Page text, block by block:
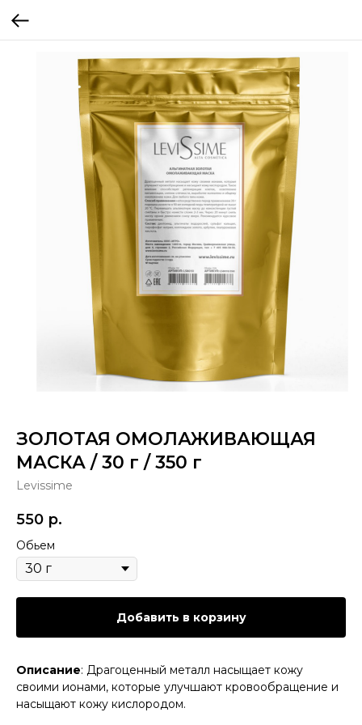
ЗОЛОТАЯ ОМОЛАЖИВАЮЩАЯ
МАСКА / 30 г / 350 г
Levissime
550 р.
Обьем
Добавить в корзину
Описание: Драгоценный металл насыщает кожу
своими ионами, которые улучшают кровообращение и
насыщают кожу кислородом.